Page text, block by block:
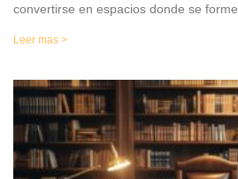
convertirse en espacios donde se forme
Leer mas >